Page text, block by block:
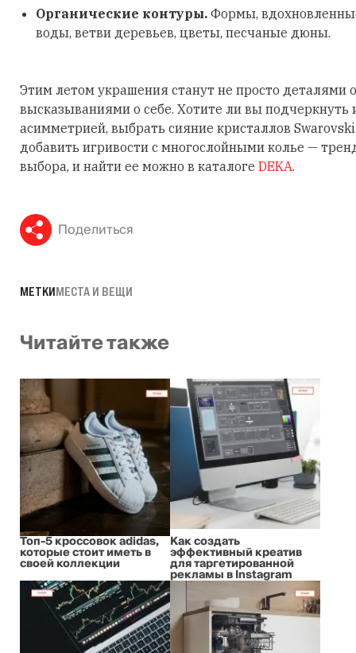
Органические контуры. Формы,
воды, ветви деревьев, цветы, песчаные дюны.
Этим летом украшения станут не просто деталями
высказываниями о себе. Хотите ли вы подчеркнуть
асимметрией, выбрать сияние кристаллов
добавить игривости с многослойными колье —
выбора, и найти ее можно в каталоге DEKA.
Поделиться
МЕТКИМЕСТА И ВЕЩИ
Читайте также
Топ-5 кроссовок adidas,
которые стоит иметь в
своей коллекции
Как создать
эффективный креатив
для таргетированной
рекламы в Instagram